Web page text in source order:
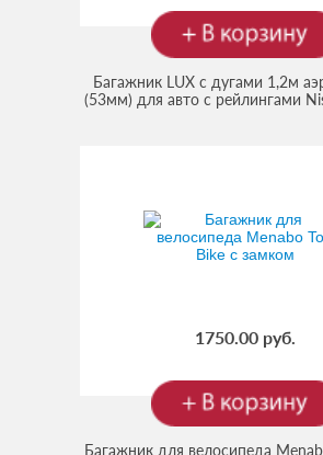
Багажник LUX с дугами 1,2м
(53мм) для авто с рейлингами
1750.00 руб.
Багажник для велосипеда